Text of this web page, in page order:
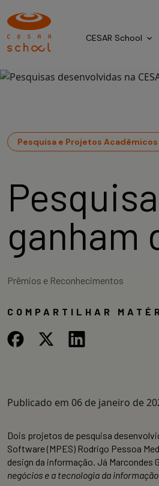
CESAR School
Pesquisa e Projetos Acadêmicos
ganham
Prêmios e Reconhecimentos
COMPARTILHAR
Publicado em 06 de janeiro de
Dois projetos de pesquisa
Software (MPES) Rodrigo Pessoa
design da informação. Já Marcondes
negócios e a tecnologia da